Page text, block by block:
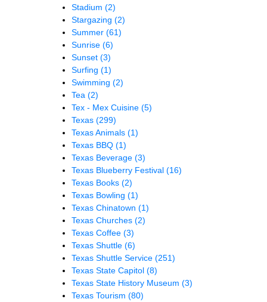
Stadium (2)
Stargazing (2)
Summer (61)
Sunrise (6)
Sunset (3)
Surfing (1)
Swimming (2)
Tea (2)
Tex - Mex Cuisine (5)
Texas (299)
Texas Animals (1)
Texas BBQ (1)
Texas Beverage (3)
Texas Blueberry Festival (16)
Texas Books (2)
Texas Bowling (1)
Texas Chinatown (1)
Texas Churches (2)
Texas Coffee (3)
Texas Shuttle (6)
Texas Shuttle Service (251)
Texas State Capitol (8)
Texas State History Museum (3)
Texas Tourism (80)